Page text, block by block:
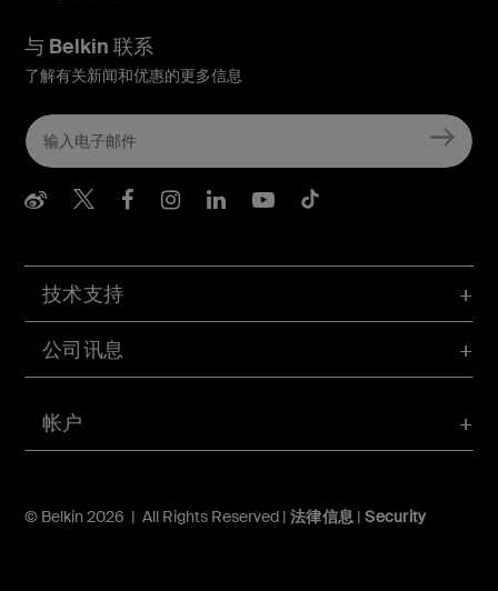
帐户
技术支持
公司讯息
© Belkin 2026 | All Rights Reserved | 法律信息 |Security
与 Belkin 联系
了解有关新闻和优惠的更多信息
Belkin Weibo
Belkin Twitter
Belkin Facebook
Belkin Instagram
Belkin LInkedIn
Belkin Youtube
Belkin